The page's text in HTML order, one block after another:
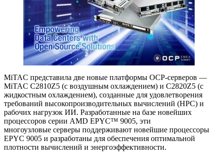
MiTAC представила две новые платформы OCP-серверов —
MiTAC C2810Z5 (с воздушным охлаждением) и C2820Z5 (с
жидкостным охлаждением), созданные для удовлетворения
требований высокопроизводительных вычислений (HPC) и
рабочих нагрузок ИИ. Разработанные на базе новейших
процессоров серии AMD EPYC™ 9005, эти
многоузловые серверы поддерживают новейшие процессоры
EPYC 9005 и разработаны для обеспечения оптимальной
плотности вычислений и энергоэффективности.